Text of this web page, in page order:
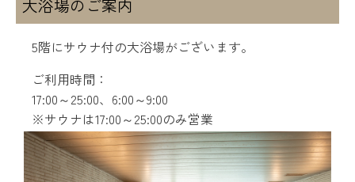
大浴場のご案内
5階にサウナ付の大浴場がございます。
ご利用時間：
17:00～25:00、6:00～9:00
※サウナは17:00～25:00のみ営業